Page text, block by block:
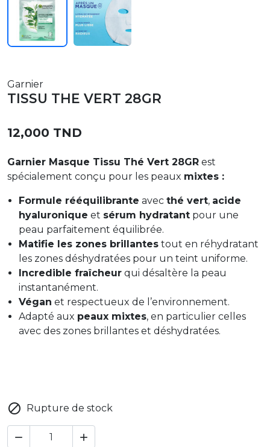
Garnier
TISSU THE VERT 28GR
12,000 TND
Garnier Masque Tissu Thé Vert 28GR est
spécialement conçu pour les peaux mixtes :
Formule rééquilibrante avecthé vert, acide
hyaluronique et sérum hydratant pour une
peau parfaitement équilibrée.
Matifie les zones brillantes tout en réhydratant
les zones déshydratées pour un teint uniforme.
Incredible fraîcheur qui désaltère la peau
instantanément.
Végan et respectueux de l’environnement.
Adapté aux peaux mixtes, en particulier celles
avec des zones brillantes et déshydratées.
 Rupture de stock
 